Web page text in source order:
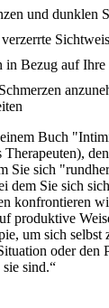
und dunklen
in Bezug auf
Buch
Sie sich
dem Sie sich
konfrontieren
produktive
um sich
oder den
sind.“